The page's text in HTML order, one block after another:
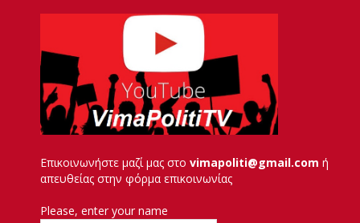
Επικοινωνήστε μαζί μας στο vimapoliti@gmail.com ή
απευθείας στην φόρμα επικοινωνίας
Please, enter your name